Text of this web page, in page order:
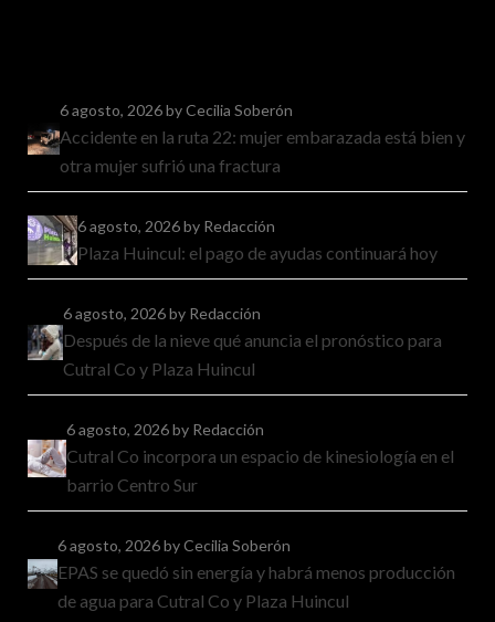
6 agosto, 2026by Cecilia Soberón
Accidente en la ruta 22: mujer embarazada está bien y
otra mujer sufrió una fractura
6 agosto, 2026by Redacción
Plaza Huincul: el pago de ayudas continuará hoy
6 agosto, 2026by Redacción
Después de la nieve qué anuncia el pronóstico para
Cutral Co y Plaza Huincul
6 agosto, 2026by Redacción
Cutral Co incorpora un espacio de kinesiología en el
barrio Centro Sur
6 agosto, 2026by Cecilia Soberón
EPAS se quedó sin energía y habrá menos producción
de agua para Cutral Co y Plaza Huincul